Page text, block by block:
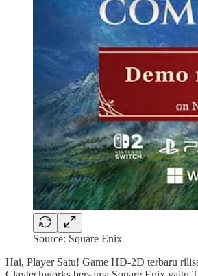
Source: Square Enix
Hai, Player Satu! Game HD-2D terbaru